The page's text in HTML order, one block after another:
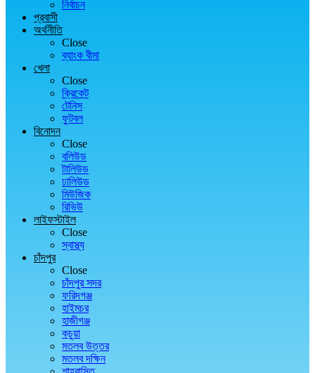
নির্বাচন
প্রবাসী
অর্থনীতি
Close
ব্যাংক বীমা
খেলা
Close
ক্রিকেট
টেনিস
ফুটবল
বিনোদন
Close
বলিউড
টালিউড
ঢালিউড
মিউজিক
রিভিউ
লাইফস্টাইল
Close
স্বাস্থ্য
চাঁদপুর
Close
চাঁদপুর সদর
ফরিদগঞ্জ
হাইমচর
হাজীগঞ্জ
কচুয়া
মতলব উত্তর
মতলব দক্ষিন